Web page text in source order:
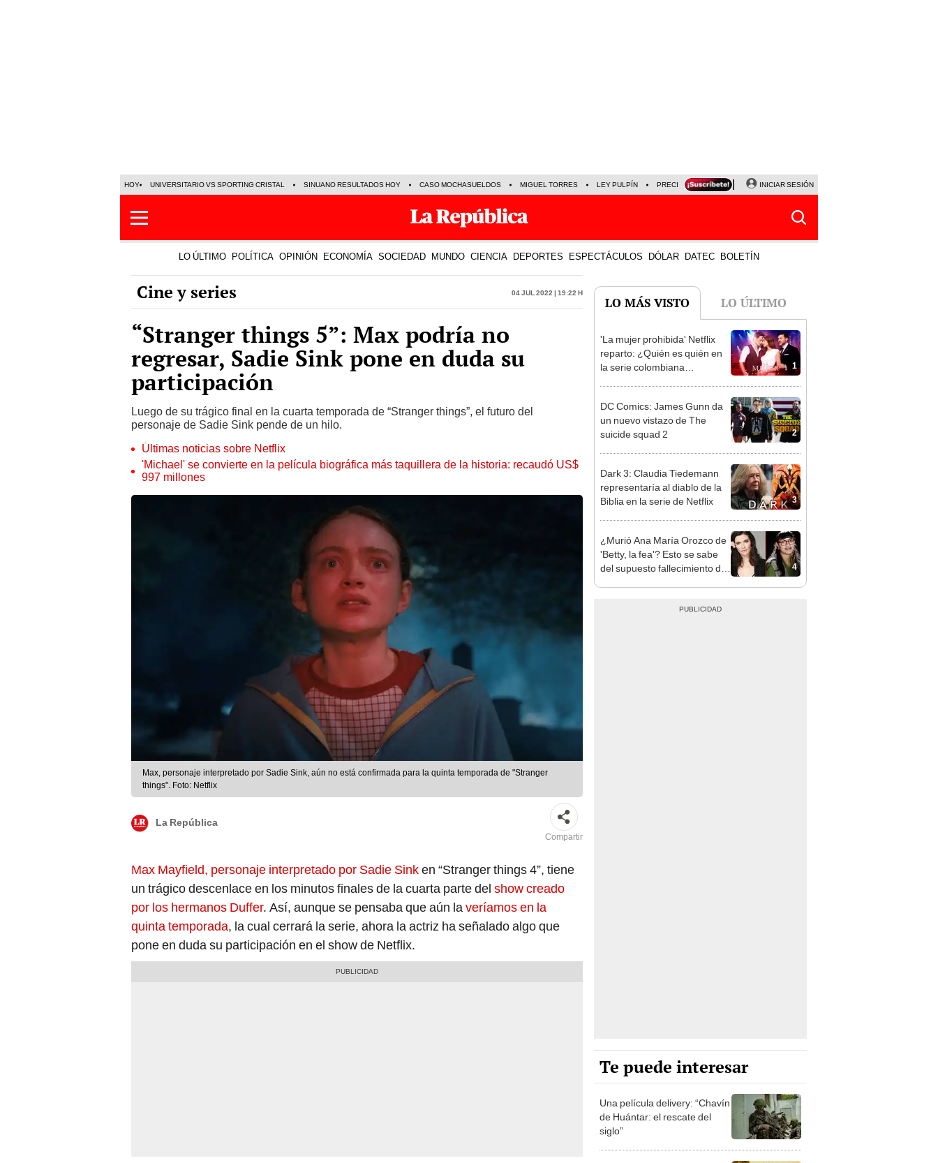
HOY UNIVERSITARIO VS SPORTING CRISTAL SINUANO RESULTADOS HOY CASO MOCHASUELDOS MIGUEL TORRES LEY PULPÍN PRECIO DEL DÓLAR CORTE DE LUZ VIERNES 7 DE AGOSTO
INICIAR SESIÓN
LO ÚLTIMO POLÍTICA OPINIÓN ECONOMÍA SOCIEDAD MUNDO CIENCIA DEPORTES ESPECTÁCULOS DÓLAR DATEC BOLETÍN
Cine y series 04 Jul 2022 | 19:22 h
“Stranger things 5”: Max podría no
regresar, Sadie Sink pone en duda su
participación
Luego de su trágico final en la cuarta temporada de “Stranger things”, el futuro del
personaje de Sadie Sink pende de un hilo.
Últimas noticias sobre Netflix
'Michael' se convierte en la película biográfica más taquillera de la historia: recaudó US$
997 millones
Max, personaje interpretado por Sadie Sink, aún no está confirmada para la quinta temporada de "Stranger
things". Foto: Netflix
La República
Compartir
Max Mayfield, personaje interpretado por Sadie Sinken “Stranger things 4”, tiene
un trágico descenlace en los minutos finales de la cuarta parte del show creado
por los hermanos Duffer. Así, aunque se pensaba que aún laveríamos en la
quinta temporada, la cual cerrará la serie, ahora la actriz ha señalado algo que
pone en duda su participación en el show de Netflix.
LO MÁS VISTO LO ÚLTIMO
1
'La mujer prohibida' Netflix
reparto: ¿Quién es quién en
la serie colombiana
2
DC Comics: James Gunn da
un nuevo vistazo de The
suicide squad 2
3
Dark 3: Claudia Tiedemann
representaría al diablo de la
Biblia en la serie de Netflix
4
¿Murió Ana María Orozco de
'Betty, la fea'? Esto se sabe
del supuesto fallecimiento de
Te puede interesar
Una película delivery: “Chavín
de Huántar: el rescate del
siglo”